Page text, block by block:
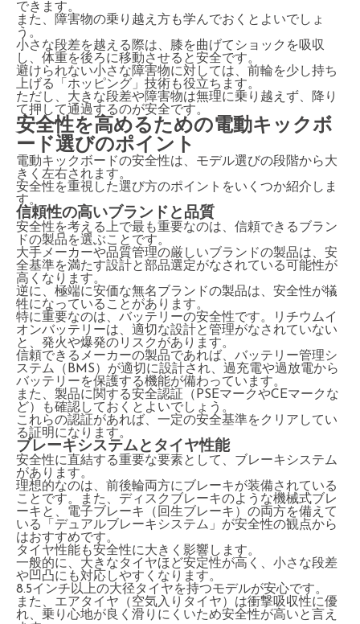
できます。
また、障害物の乗り越え方も学んでおくとよいでしょ
う。
小さな段差を越える際は、膝を曲げてショックを吸収
し、体重を後ろに移動させると安全です。
避けられない小さな障害物に対しては、前輪を少し持ち
上げる「ホッピング」技術も役立ちます。
ただし、大きな段差や障害物は無理に乗り越えず、降り
て押して通過するのが安全です。
安全性を高めるための電動キックボ
ード選びのポイント
電動キックボードの安全性は、モデル選びの段階から大
きく左右されます。
安全性を重視した選び方のポイントをいくつか紹介しま
す。
信頼性の高いブランドと品質
安全性を考える上で最も重要なのは、信頼できるブラン
ドの製品を選ぶことです。
大手メーカーや品質管理の厳しいブランドの製品は、安
全基準を満たす設計と部品選定がなされている可能性が
高くなります。
逆に、極端に安価な無名ブランドの製品は、安全性が犠
牲になっていることがあります。
特に重要なのは、バッテリーの安全性です。リチウムイ
オンバッテリーは、適切な設計と管理がなされていない
と、発火や爆発のリスクがあります。
信頼できるメーカーの製品であれば、バッテリー管理シ
ステム（BMS）が適切に設計され、過充電や過放電から
バッテリーを保護する機能が備わっています。
また、製品に関する安全認証（PSEマークやCEマークな
ど）も確認しておくとよいでしょう。
これらの認証があれば、一定の安全基準をクリアしてい
る証明になります。
ブレーキシステムとタイヤ性能
安全性に直結する重要な要素として、ブレーキシステム
があります。
理想的なのは、前後輪両方にブレーキが装備されている
ことです。また、ディスクブレーキのような機械式ブレ
ーキと、電子ブレーキ（回生ブレーキ）の両方を備えて
いる「デュアルブレーキシステム」が安全性の観点から
はおすすめです。
タイヤ性能も安全性に大きく影響します。
一般的に、大きなタイヤほど安定性が高く、小さな段差
や凹凸にも対応しやすくなります。
8.5インチ以上の大径タイヤを持つモデルが安心です。
また、エアタイヤ（空気入りタイヤ）は衝撃吸収性に優
れ、乗り心地が良く滑りにくいため安全性が高いと言え